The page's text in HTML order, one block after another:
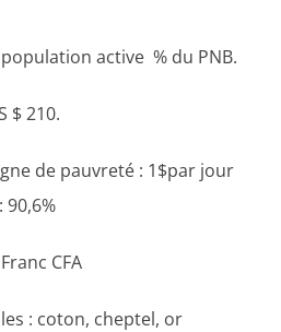
active % du PNB.
$ 210.
de pauvreté : 1$par jour
90,6%
CFA
: coton, cheptel, or